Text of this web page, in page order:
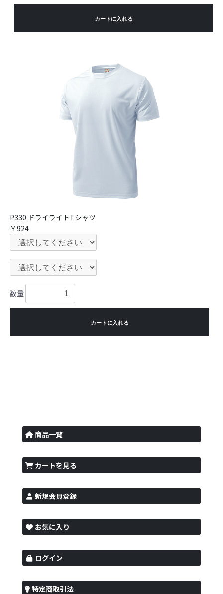
カートに入れる
P330 ドライライトTシャツ
￥924
数量
カートに入れる
商品一覧
カートを見る
新規会員登録
お気に入り
ログイン
特定商取引法